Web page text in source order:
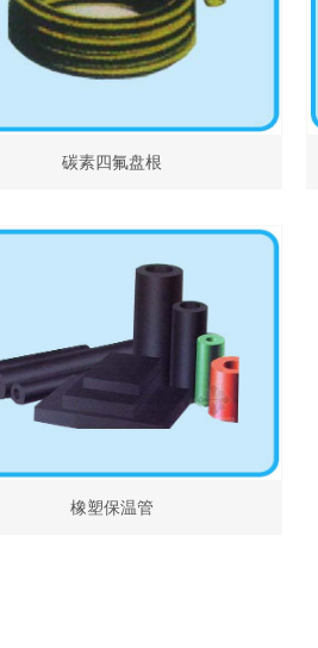
碳素四氟盘根
橡塑保温管